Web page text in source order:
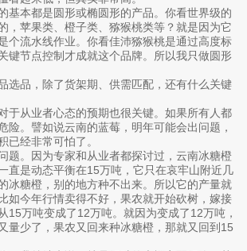
基本都是圆形或椭圆形的产品。你看世界级的
，苹果类、橙子类、猕猴桃类等？就是因为它
个流水线作业。你看佳沛猕猴桃是通过高度标
键节点控制才成就这个品牌。所以我只做圆形
选品，除了货架期、供需匹配，还有什么关键
于从业者心态的预期也很关键。如果所有人都
险。譬如说云南的蓝莓，明年可能会出问题，
已经非常可怕了。
题。因为专家和从业者都探讨过，云南冰糖橙
直是动态平衡在15万吨，它只在哀牢山附近几
冰糖橙，别的地方种不出来。所以它的产量就
如今年行情卖得不好，果农就开始砍树，嫁接
15万吨变成了12万吨。就因为变成了12万吨，
量少了，果农又回来种冰糖橙，那就又回到15